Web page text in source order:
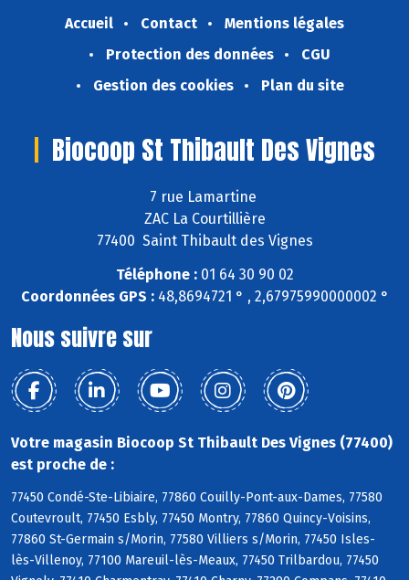
Accueil Contact
Mentions légales
Protection des données
CGU
Gestion des cookies
Plan du site
Biocoop St Thibault Des Vignes
7 rue Lamartine
ZAC La Courtillière
77400 Saint Thibault des Vignes
Téléphone :01 64 30 90 02
Coordonnées GPS :48,8694721 ° , 2,67975990000002 °
Nous suivre sur
Votre magasin Biocoop St Thibault Des Vignes (77400)
est proche de :
77450 Condé-Ste-Libiaire, 77860 Couilly-Pont-aux-Dames, 77580
Coutevroult, 77450 Esbly, 77450 Montry, 77860 Quincy-Voisins,
77860 St-Germain s/Morin, 77580 Villiers s/Morin, 77450 Isles-
lès-Villenoy, 77100 Mareuil-lès-Meaux, 77450 Trilbardou, 77450